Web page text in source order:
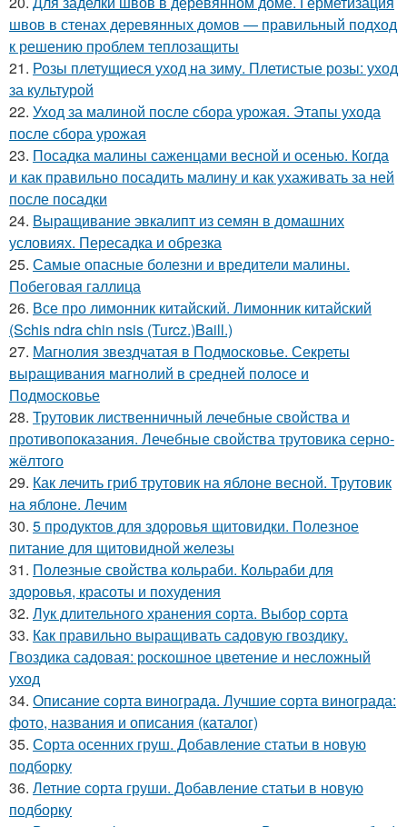
швов в стенах деревянных домов — правильный подход
к решению проблем теплозащиты
21. Розы плетущиеся уход на зиму. Плетистые розы: уход
за культурой
22. Уход за малиной после сбора урожая. Этапы ухода
после сбора урожая
23. Посадка малины саженцами весной и осенью. Когда
и как правильно посадить малину и как ухаживать за ней
после посадки
24. Выращивание эвкалипт из семян в домашних
условиях. Пересадка и обрезка
25. Самые опасные болезни и вредители малины.
Побеговая галлица
26. Все про лимонник китайский. Лимонник китайский
(Schis ndra chin nsis (Turcz.)Baill.)
27. Магнолия звездчатая в Подмосковье. Секреты
выращивания магнолий в средней полосе и
Подмосковье
28. Трутовик лиственничный лечебные свойства и
противопоказания. Лечебные свойства трутовика серно-
жёлтого
29. Как лечить гриб трутовик на яблоне весной. Трутовик
на яблоне. Лечим
30. 5 продуктов для здоровья щитовидки. Полезное
питание для щитовидной железы
31. Полезные свойства кольраби. Кольраби для
здоровья, красоты и похудения
32. Лук длительного хранения сорта. Выбор сорта
33. Как правильно выращивать садовую гвоздику.
Гвоздика садовая: роскошное цветение и несложный
уход
34. Описание сорта винограда. Лучшие сорта винограда:
фото, названия и описания (каталог)
35. Сорта осенних груш. Добавление статьи в новую
подборку
36. Летние сорта груши. Добавление статьи в новую
подборку